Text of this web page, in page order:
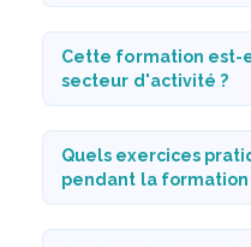
Cette formation est-
secteur d'activité ?
Quels exercices
pendant la formation